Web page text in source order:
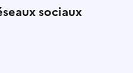
sociaux